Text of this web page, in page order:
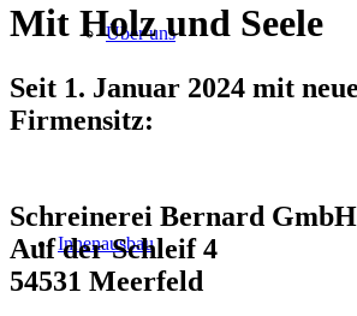
Über uns
Innenausbau
Mit Holz und Seele
Seit 1. Januar 2024 mit
Firmensitz:
Schreinerei Bernard GmbH
Auf der Schleif 4
54531 Meerfeld